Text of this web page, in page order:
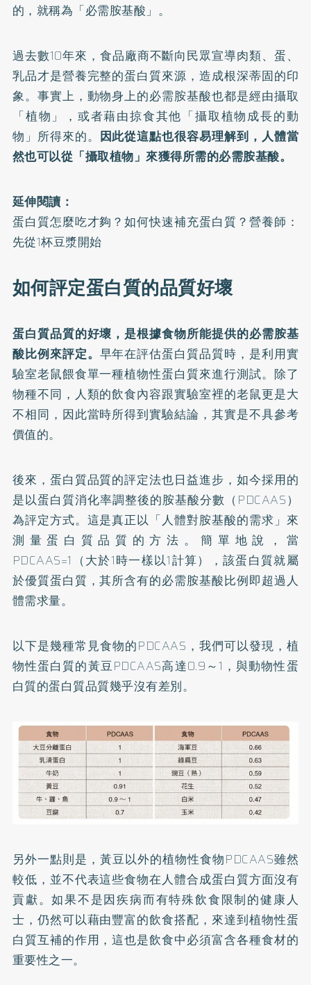
的，就稱為「必需胺基酸」。
過去數10年來，食品廠商不斷向民眾宣導肉類、蛋、
乳品才是營養完整的蛋白質來源，造成根深蒂固的印
象。事實上，動物身上的必需胺基酸也都是經由攝取
「植物」，或者藉由掠食其他「攝取植物成長的動
物」所得來的。 因此從這點也很容易理解到，人體當
然也可以從「攝取植物」來獲得所需的必需胺基酸。
延伸閱讀：
蛋白質怎麼吃才夠？如何快速補充蛋白質？營養師：
先從1杯豆漿開始
如何評定蛋白質的品質好壞
蛋白質品質的好壞，是根據食物所能提供的必需胺基
酸比例來評定。 早年在評估蛋白質品質時，是利用實
驗室老鼠餵食單一種植物性蛋白質來進行測試。除了
物種不同，人類的飲食內容跟實驗室裡的老鼠更是大
不相同，因此當時所得到實驗結論，其實是不具參考
價值的。
後來，蛋白質品質的評定法也日益進步，如今採用的
是以蛋白質消化率調整後的胺基酸分數（PDCAAS）
為評定方式。這是真正以「人體對胺基酸的需求」來
測量蛋白質品質的方法。簡單地說，當
PDCAAS=1（大於1時一樣以1計算），該蛋白質就屬
於優質蛋白質，其所含有的必需胺基酸比例即超過人
體需求量。
以下是幾種常見食物的PDCAAS，我們可以發現，植
物性蛋白質的黃豆PDCAAS高達0.9～1，與動物性蛋
白質的蛋白質品質幾乎沒有差別。
另外一點則是，黃豆以外的植物性食物PDCAAS雖然
較低，並不代表這些食物在人體合成蛋白質方面沒有
貢獻。如果不是因疾病而有特殊飲食限制的健康人
士，仍然可以藉由豐富的飲食搭配，來達到植物性蛋
白質互補的作用，這也是飲食中必須富含各種食材的
重要性之一。